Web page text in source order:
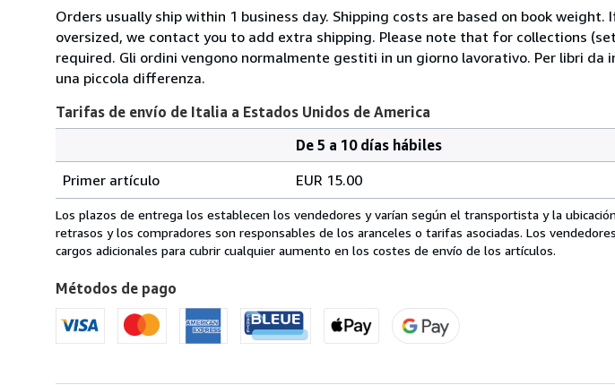
Orders usually ship within 1 business day. Shipping costs are based on book
oversized, we contact you to add extra shipping. Please note that for collections
required. Gli ordini vengono normalmente gestiti in un giorno lavorativo. Per libri da
una piccola differenza.
Tarifas de envío de Italia a Estados Unidos de America
de
envío
de
Italia
Estados
Unidos
de
America
pedido
De 5 a 10 días hábiles
Primer artículo
EUR 15.00
Los plazos de entrega los establecen los vendedores y varían según el transportista y la
retrasos y los compradores son responsables de los aranceles o tarifas asociadas. Los
cargos adicionales para cubrir cualquier aumento en los costes de envío de los artículos.
Métodos de pago